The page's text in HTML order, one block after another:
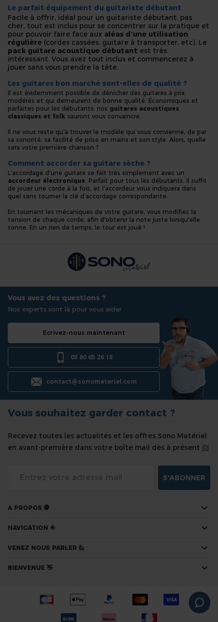
Le parfait équipement du guitariste débutant
Facile à offrir, idéal pour un guitariste débutant, pas
cher, tout est inclus pour se concentrer sur la pratique et
pour pouvoir faire face aux aléas d’une utilisation
régulière (cordes cassées, guitare à transporter, etc). Le
pack guitare acoustique débutant est très
intéressant. Vous avez tout inclus et commencerez à
jouer sans vous prendre la tête.
Les guitares bon marché sont-elles de qualité ?
Il est évidemment possible de dénicher des guitares à prix
modérés et qui demeurent de bonne qualité. Économiques et
parfaites pour les débutants, nos guitares acoustiques
classiques et folk sauront vous convaincre.
Il ne vous reste qu’à trouver le modèle qui vous convienne, de par
sa sonorité, sa facilité de prise en mains et son style. Alors, quelle
sera votre première chanson ?
Comment accorder sa guitare sèche ?
L'accordage d'une guitare se fait très simplement avec un
accordeur électronique. Parfait pour tous les débutants. Il suffit
de jouer une corde à la fois, et l'accordeur vous indiquera dans
quel sens tourner la clé d’accordage correspondante.
En tournant les mécaniques de votre guitare, vous modifiez la
tension de chaque corde, afin d'obtenir la note juste lorsqu'elle
sonne. En un rien de temps, le tour est joué !
Vous avez des questions ?
Nos experts sont là pour vous aider
Ecrivez-nous maintenant
03 80 65 26 18
contact@sonomateriel.com
Vous souhaitez garder contact ?
Recevez toutes les actualités et les offres Sono Matériel
en avant-première dans votre boîte mail dès à présent 📨
S'ABONNER
A PROPOS 🕵
NAVIGATION ⛵
VENEZ NOUS PARLER 🙋
BIENVENUE 👋